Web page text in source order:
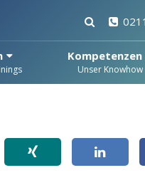
Kompetenzen
Unser Knowhow